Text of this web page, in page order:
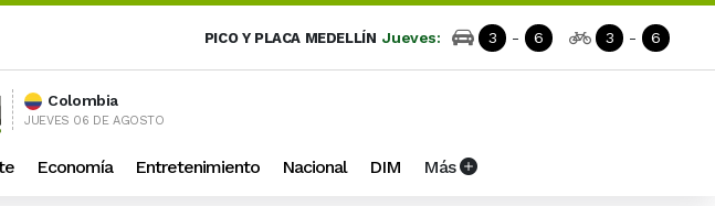
PICO Y PLACA MEDELLÍN Jueves: 3 - 6 3 - 6
Colombia
JUEVES 06 DE AGOSTO
Economía Entretenimiento Nacional DIM Más